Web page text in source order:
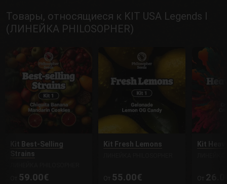
Товары, относящиеся к KIT USA Legends I
(ЛИНЕЙКА PHILOSOPHER)
Kit Best-Selling
Strains
59.00€
Kit Fresh Lemons
От 55.00€
Kit
От